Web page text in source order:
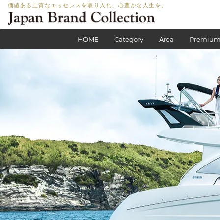
価値ある上質なエッセンスを取り入れ、心豊かな人生を。
HOME Category Area